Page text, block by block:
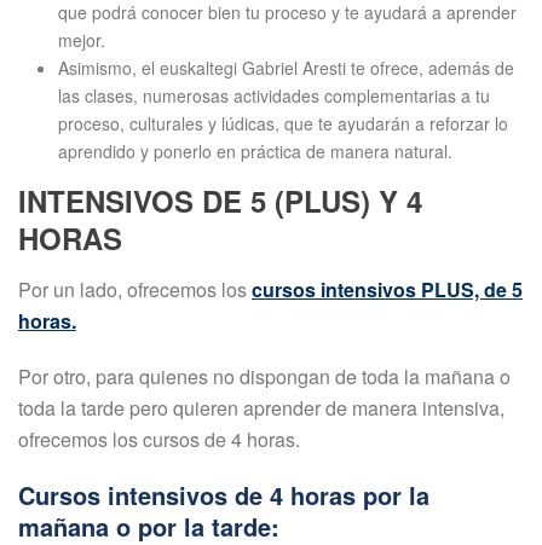
que podrá conocer bien tu proceso y te ayudará a aprender
mejor.
Asimismo, el euskaltegi Gabriel Aresti te ofrece, además de
las clases, numerosas actividades complementarias a tu
proceso, culturales y lúdicas, que te ayudarán a reforzar lo
aprendido y ponerlo en práctica de manera natural.
INTENSIVOS DE 5 (PLUS) Y 4
HORAS
Por un lado, ofrecemos loscursos intensivos PLUS, de 5
horas.
Por otro, para quienes no dispongan de toda la mañana o
toda la tarde pero quieren aprender de manera intensiva,
ofrecemos los cursos de 4 horas.
Cursos intensivos de 4 horas por la
mañana o por la tarde: